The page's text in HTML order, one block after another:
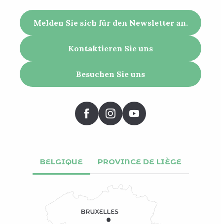
Melden Sie sich für den Newsletter an.
Kontaktieren Sie uns
Besuchen Sie uns
BELGIQUE PROVINCE DE LIÈGE